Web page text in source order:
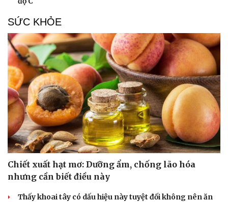
SỨC KHỎE
Chiết xuất hạt mơ: Dưỡng ẩm, chống lão hóa
nhưng cần biết điều này
Thấy khoai tây có dấu hiệu này tuyệt đối không nên ăn